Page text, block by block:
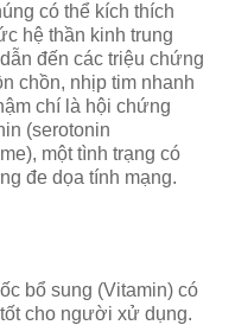
có thể kích thích
hệ thần kinh trung
đến các triệu chứng
chồn, nhịp tim nhanh
chí là hội chứng
(serotonin
một tình trạng có
đe dọa tính mạng.
bổ sung (Vitamin) có
cho người xử dụng.